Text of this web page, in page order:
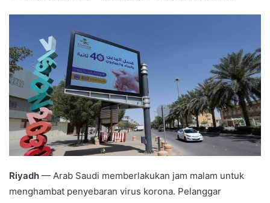
Riyadh — Arab Saudi memberlakukan jam malam untuk
menghambat penyebaran virus korona. Pelanggar